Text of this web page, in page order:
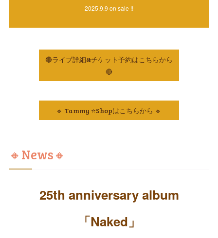
2025.9.9 on sale !!
🔴ライブ詳細&チケット予約はこちらから
🔴
🔹 Tammy ⭐️Shopはこちらから 🔹
🔸News🔸
25th anniversary album
「Naked」